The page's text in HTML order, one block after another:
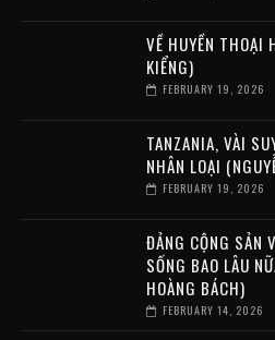
VỀ HUYỀN THOẠI
KIỂNG)
FEBRUARY 19, 2026
TANZANIA, VÀI
NHÂN LOẠI
FEBRUARY 19, 2026
ĐẢNG CỘNG SẢN
SỐNG BAO LÂU
HOÀNG BÁCH)
FEBRUARY 14, 2026